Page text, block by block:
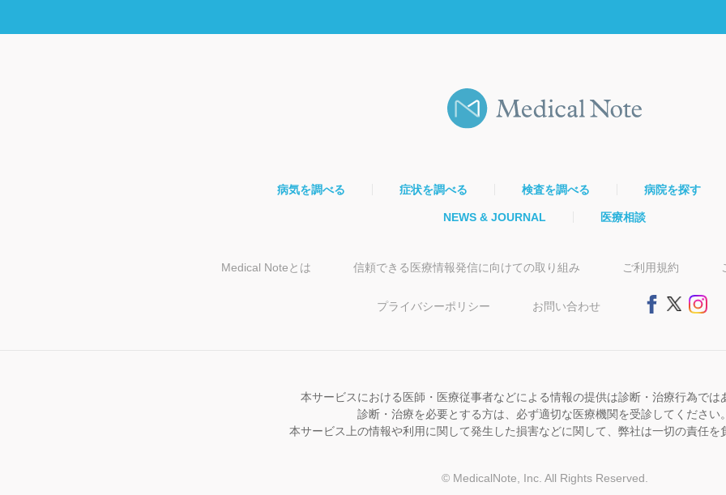
病気を調べる 症状を調べる 検査を調べる 病院を探す
NEWS & JOURNAL 医療相談
Medical Noteとは 信頼できる医療情報発信に向けての取り組み ご利用規約
プライバシーポリシー お問い合わせ
本サービスにおける医師・医療従事者などによる情報の提供は診断・治療行為では
診断・治療を必要とする方は、必ず適切な医療機関を受診してください
本サービス上の情報や利用に関して発生した損害などに関して、弊社は一切の責任を
© MedicalNote, Inc. All Rights Reserved.